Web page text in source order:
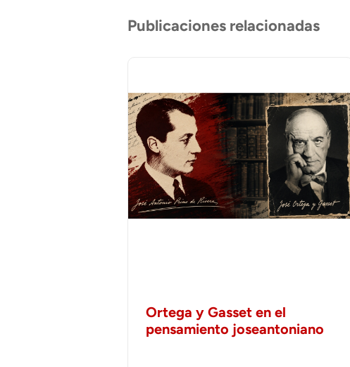
Publicaciones relacionadas
Ortega y Gasset en el
pensamiento joseantoniano